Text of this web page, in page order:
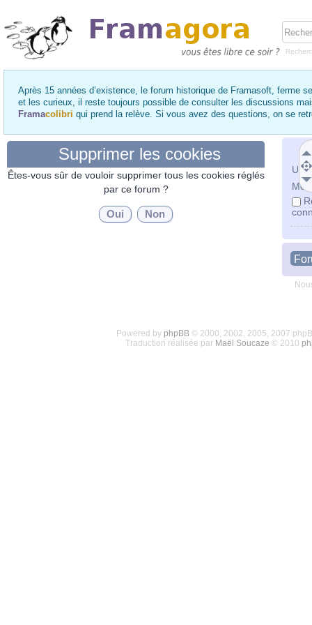
Après 15 années d’existence, le forum historique de Framasoft, ferme
et les curieux, il reste toujours possible de consulter les discussions
Framacolibri qui prend la relève. Si vous avez des questions, on se
Mot
Supprimer les cookies
Êtes-vous sûr de vouloir supprimer tous les cookies réglés
par ce forum ?
Powered by phpBB© 2000, 2002, 2005, 2007
Traduction réalisée par Maël Soucaze © 2010